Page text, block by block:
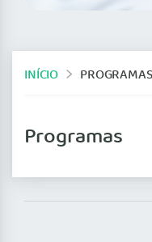
INÍCIO PROGRAMAS
Programas